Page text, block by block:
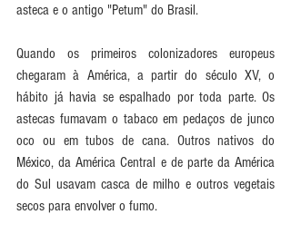
asteca e o antigo "Petum" do Brasil.
Quando os primeiros colonizadores europeus
chegaram à América, a partir do século XV, o
hábito já havia se espalhado por toda parte. Os
astecas fumavam o tabaco em pedaços de junco
oco ou em tubos de cana. Outros nativos do
México, da América Central e de parte da América
do Sul usavam casca de milho e outros vegetais
secos para envolver o fumo.